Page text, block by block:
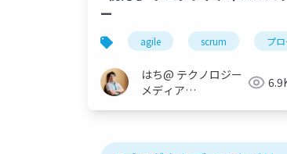
ー
agile scrum プ
はち@ テクノロジー
メディア